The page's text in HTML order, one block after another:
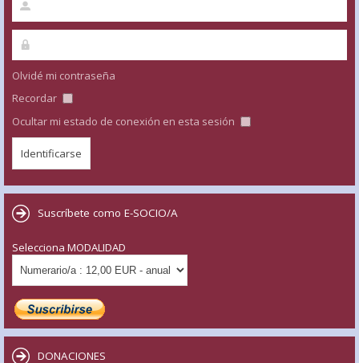
Olvidé mi contraseña
Recordar
Ocultar mi estado de conexión en esta sesión
Suscríbete como E-SOCIO/A
Selecciona MODALIDAD
DONACIONES